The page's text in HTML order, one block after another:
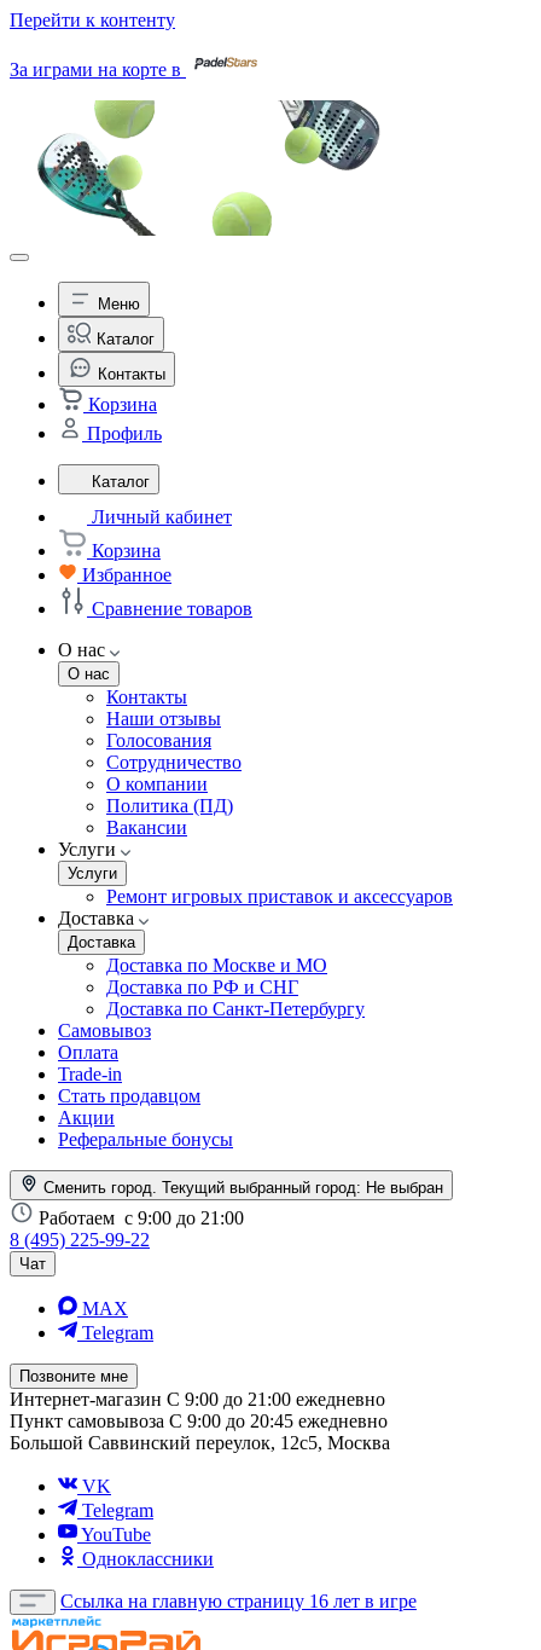
Перейти к контенту
За играми на корте в
Меню
Каталог
Контакты
Корзина
Профиль
Каталог
Личный кабинет
Корзина
Избранное
Сравнение товаров
О нас
О нас
Контакты
Наши отзывы
Голосования
Сотрудничество
О компании
Политика (ПД)
Вакансии
Услуги
Услуги
Ремонт игровых приставок и аксессуаров
Доставка
Доставка
Доставка по Москве и МО
Доставка по РФ и СНГ
Доставка по Санкт-Петербургу
Самовывоз
Оплата
Trade-in
Стать продавцом
Акции
Реферальные бонусы
Сменить город. Текущий выбранный город: Не выбран
Работаем с 9:00 до 21:00
8 (495) 225-99-22
Чат
MAX
Telegram
Позвоните мне
Интернет-магазин С 9:00 до 21:00 ежедневно
Пункт самовывоза С 9:00 до 20:45 ежедневно
Большой Саввинский переулок, 12с5, Москва
VK
Telegram
YouTube
Одноклассники
Ссылка на главную страницу 16 лет в игре